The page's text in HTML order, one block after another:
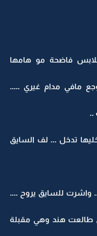
فاضحة مو هامها
مافي مدام غيري .....
..
تدخل ... لف السايق
واشرت للسايق يروح ....
طالعت هند وهي مقبلة